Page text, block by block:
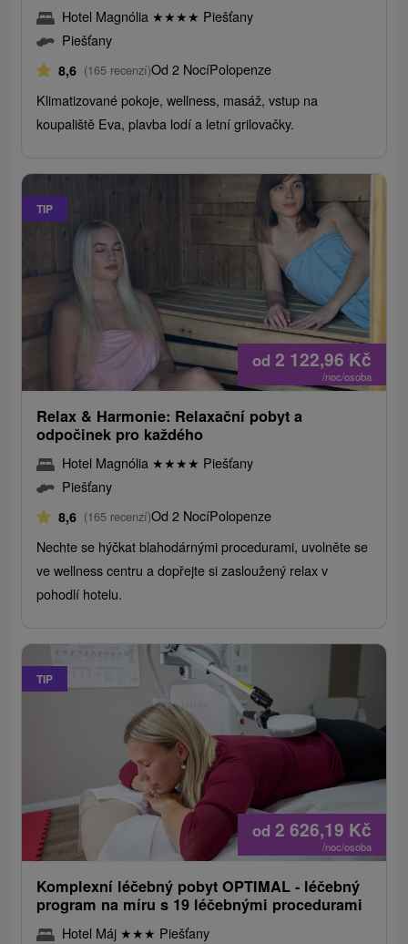
Hotel Magnólia ★★★★ Piešťany
Piešťany
8,6 (165 recenzí)Od 2 NocíPolopenze
Klimatizované pokoje, wellness, masáž, vstup na
koupaliště Eva, plavba lodí a letní grilovačky.
TIP
od 2 122,96 Kč
/noc/osoba
Relax & Harmonie: Relaxační pobyt a
odpočinek pro každého
Hotel Magnólia ★★★★ Piešťany
Piešťany
8,6 (165 recenzí)Od 2 NocíPolopenze
Nechte se hýčkat blahodárnými procedurami, uvolněte se
ve wellness centru a dopřejte si zasloužený relax v
pohodlí hotelu.
TIP
od 2 626,19 Kč
/noc/osoba
Komplexní léčebný pobyt OPTIMAL - léčebný
program na míru s 19 léčebnými procedurami
Hotel Máj ★★★ Piešťany